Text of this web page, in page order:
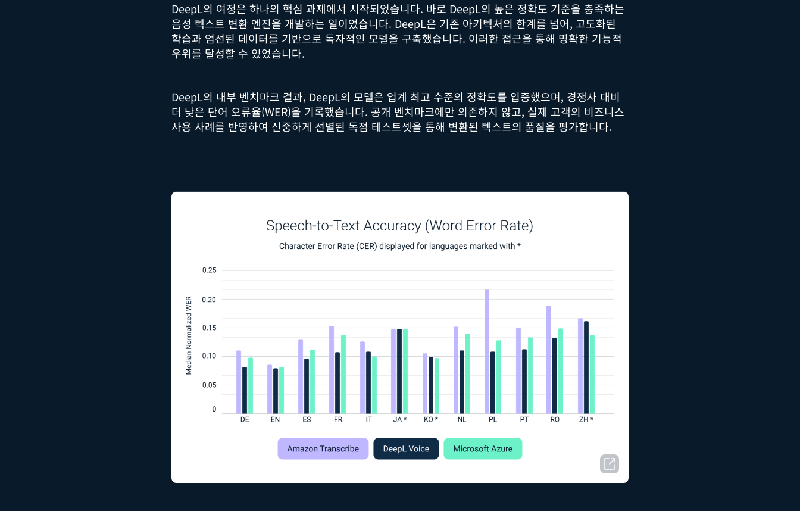
DeepL의 여정은 하나의 핵심 과제에서 시작되었습니다. 바로 DeepL의 높은 정확도 기준을 충족하는
음성 텍스트 변환 엔진을 개발하는 일이었습니다. DeepL은 기존 아키텍처의 한계를 넘어, 고도화된
학습과 엄선된 데이터를 기반으로 독자적인 모델을 구축했습니다. 이러한 접근을 통해 명확한 기능적
우위를 달성할 수 있었습니다.
DeepL의 내부 벤치마크 결과, DeepL의 모델은 업계 최고 수준의 정확도를 입증했으며, 경쟁사 대비
더 낮은 단어 오류율(WER)을 기록했습니다. 공개 벤치마크에만 의존하지 않고, 실제 고객의 비즈니스
사용 사례를 반영하여 신중하게 선별된 독점 테스트셋을 통해 변환된 텍스트의 품질을 평가합니다.